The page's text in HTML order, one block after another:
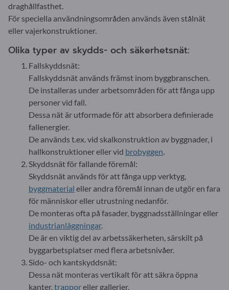
draghållfasthet.
För speciella användningsområden används även stålnät
eller vajerkonstruktioner.
Olika typer av skydds- och säkerhetsnät:
Fallskyddsnät:
Fallskyddsnät används främst inom byggbranschen.
De installeras under arbetsområden för att fånga upp
personer vid fall.
Dessa nät är utformade för att absorbera definierade
fallenergier.
De används t.ex. vid skalkonstruktion av byggnader, i
hallkonstruktioner eller vid brobyggen
Skyddsnät för fallande föremål:
Skyddsnät används för att fånga upp verktyg,
byggmaterial eller andra föremål innan de utgör en fara
för människor eller utrustning nedanför.
De monteras ofta på fasader, byggnadsställningar eller
industrianläggningar.
De är en viktig del av arbetssäkerheten, särskilt på
byggarbetsplatser med flera arbetsnivåer.
Sido- och kantskyddsnät:
Dessa nät monteras vertikalt för att säkra öppna
kanter, trapporeller gallerier.